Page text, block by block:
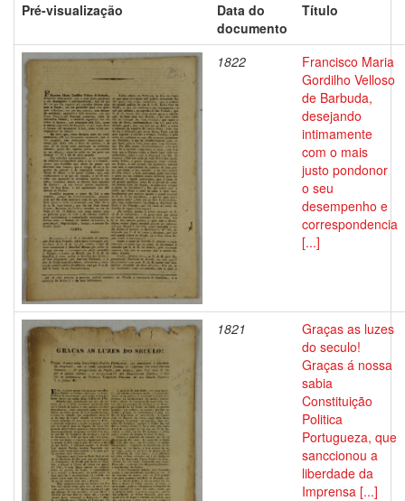
Pré-visualização
Data do
documento
Título
1822
Francisco Maria
Gordilho Velloso
de Barbuda,
desejando
intimamente
com o mais
justo pondonor
o seu
desempenho e
correspondencia
[...]
1821
Graças as luzes
do seculo!
Graças á nossa
sabia
Constituição
Politica
Portugueza, que
sanccionou a
liberdade da
Imprensa [...]